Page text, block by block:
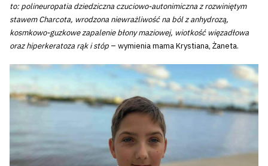
to: polineuropatia dziedziczna czuciowo-autonimiczna z rozwiniętym
stawem Charcota, wrodzona niewrażliwość na ból z anhydrozą,
kosmkowo-guzkowe zapalenie błony maziowej, wiotkość więzadłowa
oraz hiperkeratoza rąk i stóp – wymienia mama Krystiana, Żaneta.